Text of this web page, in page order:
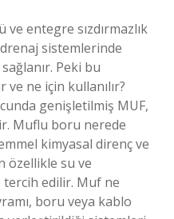
entegre sızdırmazlık
sistemlerinde
Peki bu
ne için kullanılır?
genişletilmiş MUF,
Muflu boru nerede
kimyasal direnç ve
özellikle su ve
edilir. Muf ne
boru veya kablo